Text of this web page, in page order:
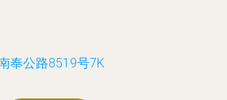
奉公路8519号7K